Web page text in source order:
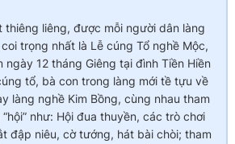
liêng, được mỗi người dân làng
trọng nhất là Lễ cúng Tổ nghề Mộc,
ngày 12 tháng Giêng tại đình Tiền Hiền
tổ, bà con trong làng mới tề tựu về
làng nghề Kim Bồng, cùng nhau tham
như: Hội đua thuyền, các trò chơi
đập niêu, cờ tướng, hát bài chòi; tham